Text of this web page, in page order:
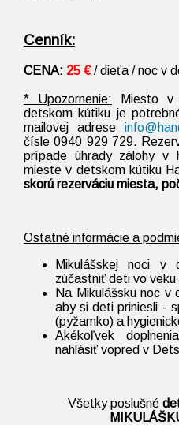
Cenník:
CENA: 25 € /dieťa / noc v
* Upozornenie: Miesto v
detskom kútiku je
mailovej adrese
čísle 0940 929 729.
prípade úhrady zálohy v
mieste v detskom kútiku
skorú rezerváciu miesta,
Ostatné informácie a
Mikulášskej noci v
zúčastniť deti vo veku
Na Mikulášsku noc v
aby si deti priniesli -
(pyžamko) a
Akékoľvek
nahlásiť vopred v
Všetky poslušné